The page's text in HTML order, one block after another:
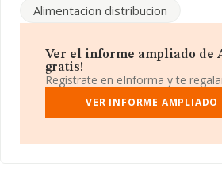
disposición de INFORMA, ha tenido
sector.
La sociedad Ac Tinteen S.L (en
establecido en Calle Ausias Marc
En base a la información de la que
nacional la facturación asciende a
compañías es de 13 millones de
desde la constitución es de 27 años.
Alimentacion distribucion
Ver el informe ampliado de
gratis!
Regístrate en eInforma y te
VER INFORME